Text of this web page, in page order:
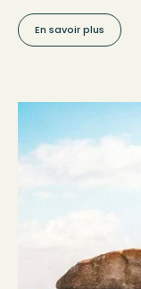
En savoir plus